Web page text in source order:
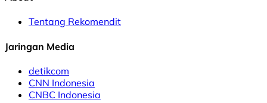
Tentang Rekomendit
Jaringan Media
detikcom
CNN Indonesia
CNBC Indonesia